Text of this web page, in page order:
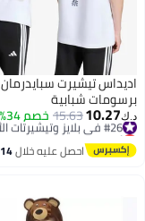
اديداس تيشيرت سبايدرمان
برسومات شبابية
د.ك‏10.27
15.63خصم 34% #26 في بلايز وتيشيرتات الأولاد
أقل سعر في 7 يوم
#26 في بلايز وتيشيرتات الأولاد احصل عليه خلال